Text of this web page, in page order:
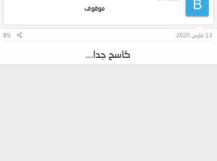
B موقوف
13 مارس 2020 #9
كاسح جدا....